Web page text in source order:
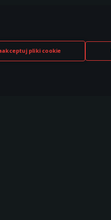
pliki cookie